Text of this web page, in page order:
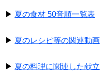
▶ 夏の食材 50音順一覧表
▶ 夏のレシピ等の関連動画
▶ 夏の料理に関連した献立